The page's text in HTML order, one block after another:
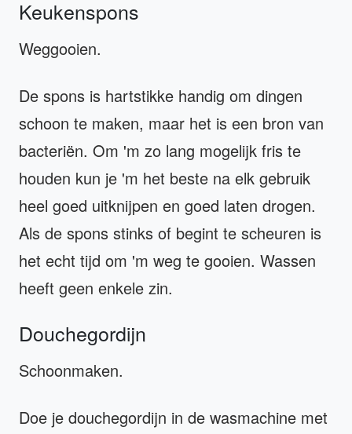
Keukenspons
Weggooien.
De spons is hartstikke handig om dingen
schoon te maken, maar het is een bron van
bacteriën. Om 'm zo lang mogelijk fris te
houden kun je 'm het beste na elk gebruik
heel goed uitknijpen en goed laten drogen.
Als de spons stinks of begint te scheuren is
het echt tijd om 'm weg te gooien. Wassen
heeft geen enkele zin.
Douchegordijn
Schoonmaken.
Doe je douchegordijn in de wasmachine met